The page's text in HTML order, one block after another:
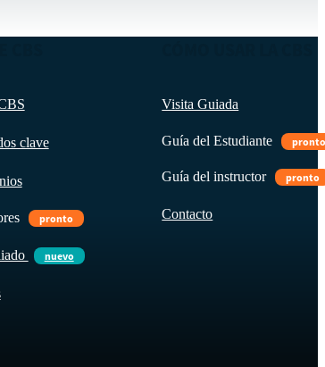
clave
pronto
nuevo
Visita Guiada
Guía del Estudiante
Guía del instructor pronto
Contacto